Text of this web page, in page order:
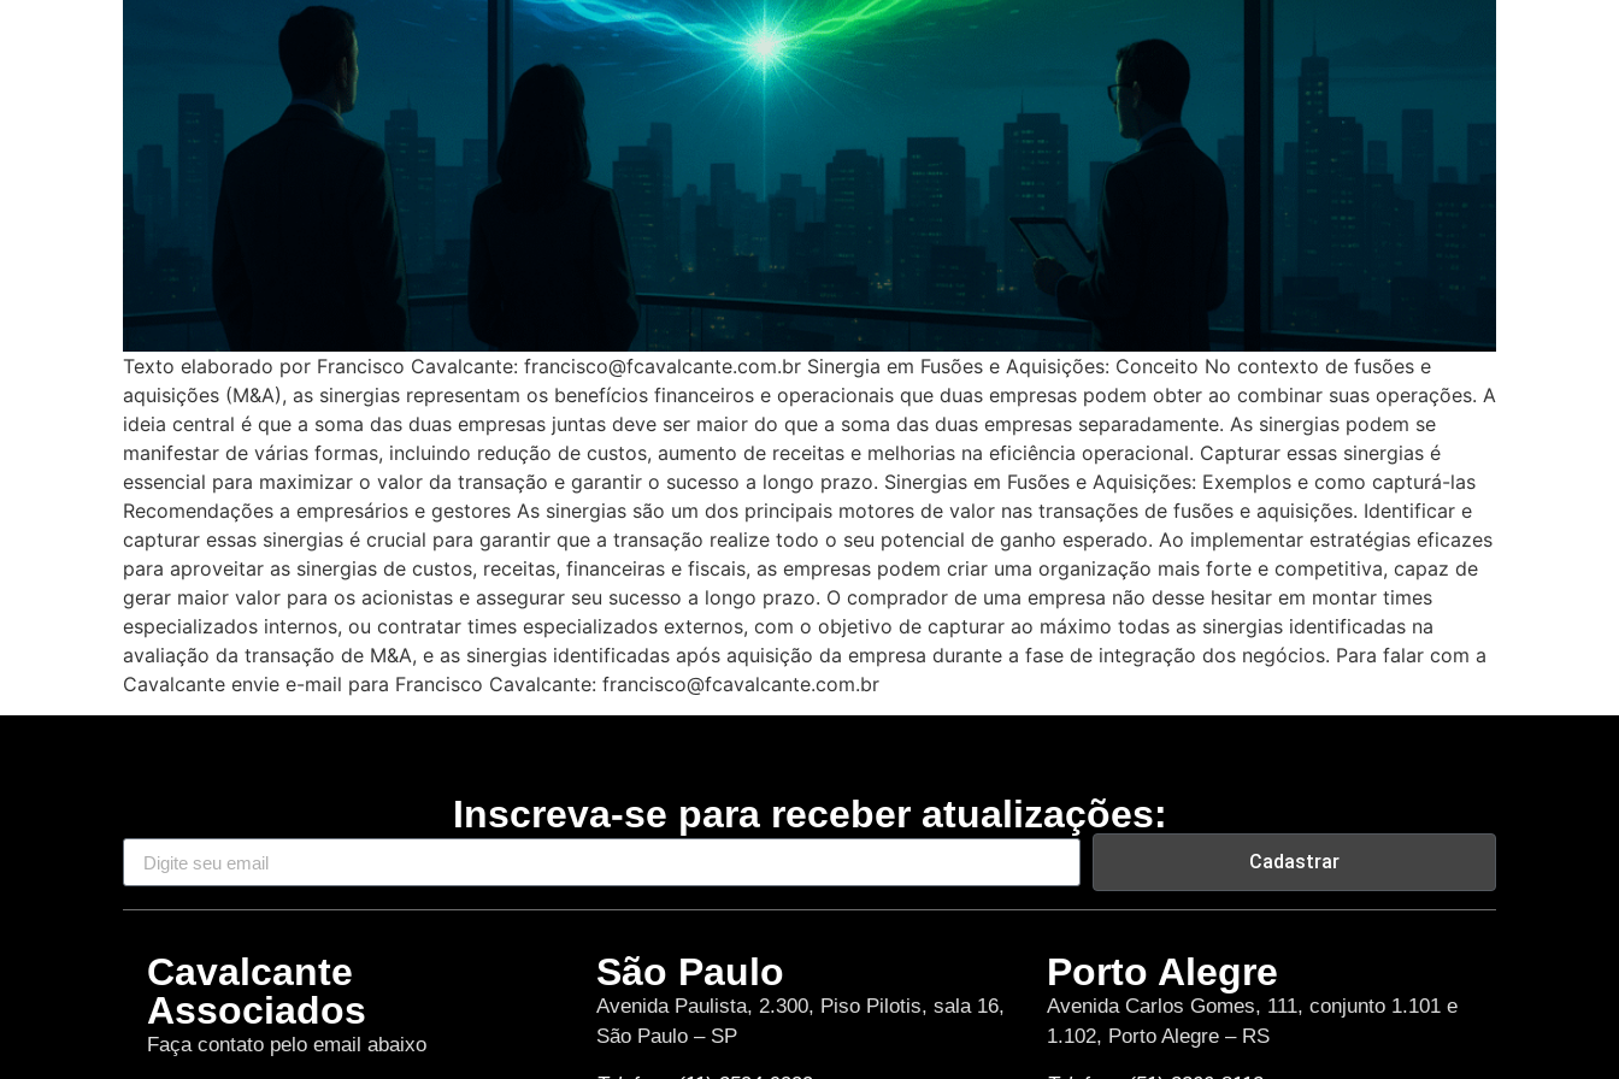
Texto elaborado por Francisco Cavalcante: francisco@fcavalcante.com.br Sinergia em Fusões e Aquisições: Conceito No contexto de fusões e
aquisições (M&A), as sinergias representam os benefícios financeiros e operacionais que duas empresas podem obter ao combinar suas operações. A
ideia central é que a soma das duas empresas juntas deve ser maior do que a soma das duas empresas separadamente. As sinergias podem se
manifestar de várias formas, incluindo redução de custos, aumento de receitas e melhorias na eficiência operacional. Capturar essas sinergias é
essencial para maximizar o valor da transação e garantir o sucesso a longo prazo. Sinergias em Fusões e Aquisições: Exemplos e como capturá-las
Recomendações a empresários e gestores As sinergias são um dos principais motores de valor nas transações de fusões e aquisições. Identificar e
capturar essas sinergias é crucial para garantir que a transação realize todo o seu potencial de ganho esperado. Ao implementar estratégias eficazes
para aproveitar as sinergias de custos, receitas, financeiras e fiscais, as empresas podem criar uma organização mais forte e competitiva, capaz de
gerar maior valor para os acionistas e assegurar seu sucesso a longo prazo. O comprador de uma empresa não desse hesitar em montar times
especializados internos, ou contratar times especializados externos, com o objetivo de capturar ao máximo todas as sinergias identificadas na
avaliação da transação de M&A, e as sinergias identificadas após aquisição da empresa durante a fase de integração dos negócios. Para falar com a
Cavalcante envie e-mail para Francisco Cavalcante: francisco@fcavalcante.com.br
Inscreva-se para receber atualizações:
Cadastrar
Cavalcante
Associados
Faça contato pelo email abaixo
São Paulo
Avenida Paulista, 2.300, Piso Pilotis, sala 16,
São Paulo – SP
Porto Alegre
Avenida Carlos Gomes, 111, conjunto 1.101 e
1.102, Porto Alegre – RS